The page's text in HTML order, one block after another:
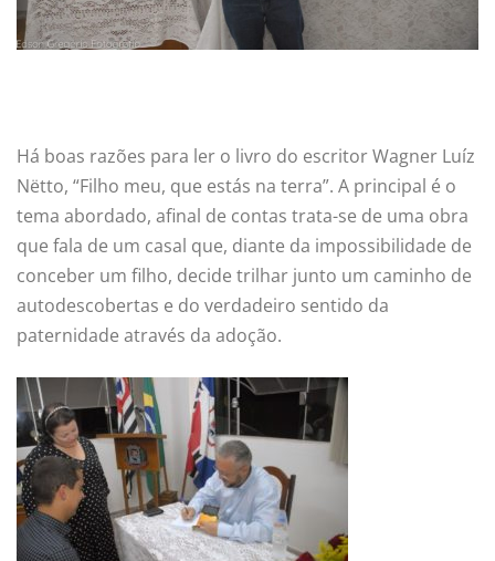
Há boas razões para ler o livro do escritor Wagner Luíz
Nëtto, “Filho meu, que estás na terra”. A principal é o
tema abordado, afinal de contas trata-se de uma obra
que fala de um casal que, diante da impossibilidade de
conceber um filho, decide trilhar junto um caminho de
autodescobertas e do verdadeiro sentido da
paternidade através da adoção.